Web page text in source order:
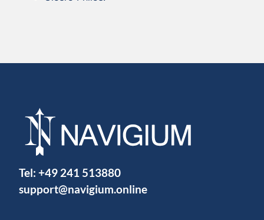
Tel: +49 241 513880
support@navigium.online